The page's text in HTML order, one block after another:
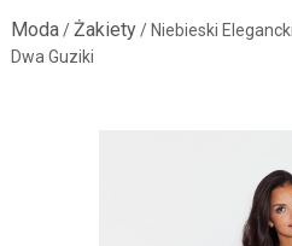
Moda/Żakiety/ Niebieski
Dwa Guziki